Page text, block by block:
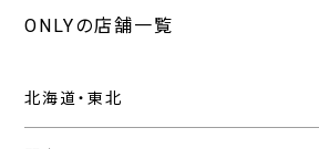
ONLYの店舗一覧
北海道・東北